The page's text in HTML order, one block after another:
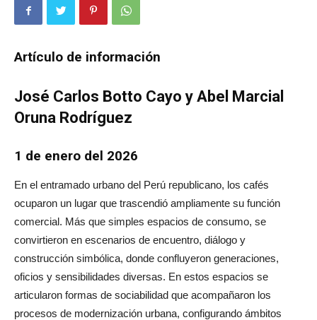
Artículo de información
José Carlos Botto Cayo y Abel Marcial
Oruna Rodríguez
1 de enero del 2026
En el entramado urbano del Perú republicano, los cafés
ocuparon un lugar que trascendió ampliamente su función
comercial. Más que simples espacios de consumo, se
convirtieron en escenarios de encuentro, diálogo y
construcción simbólica, donde confluyeron generaciones,
oficios y sensibilidades diversas. En estos espacios se
articularon formas de sociabilidad que acompañaron los
procesos de modernización urbana, configurando ámbitos